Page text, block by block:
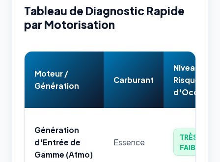
Tableau de Diagnostic Rapide
par Motorisation
Moteur /
Génération
Carburant
Niveau de
Risque
d'Occasion
Génération
d'Entrée de
Gamme (Atmo)
Essence
TRÈS
FAIBLE